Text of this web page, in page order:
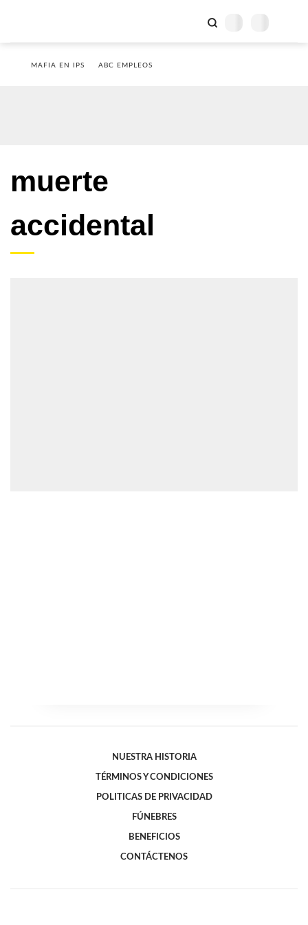
MAFIA EN IPS ABC EMPLEOS
muerte
accidental
NUESTRA HISTORIA
TÉRMINOS Y CONDICIONES
POLITICAS DE PRIVACIDAD
FÚNEBRES
BENEFICIOS
CONTÁCTENOS